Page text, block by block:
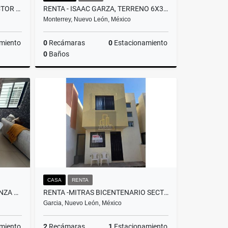
VENTA - VALLE DE LINCOLN SECTOR SANTA LUCIA
Venta
RENTA - ISAAC GARZA, TERRENO 6X30MTS
Monterrey, Nuevo León, México
0 Recámaras 0 Estacionamiento
0 Baños
$25,000
RENTA DEPARTAMENTO EN STANZA SAN NICOLAS
CASA RENTA
RENTA -MITRAS BICENTENARIO SECTOR LIBERAL, GARCÍA N.L.
Garcia, Nuevo León, México